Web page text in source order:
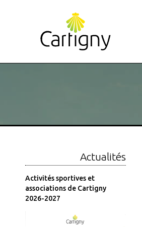
Actualités
Activités sportives et
associations de Cartigny
2026-2027